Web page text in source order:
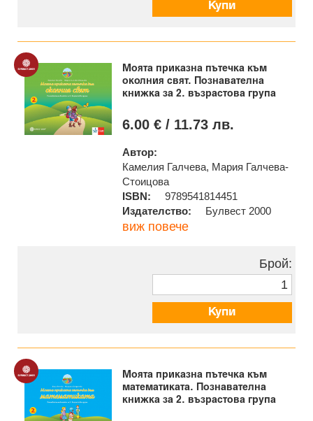
Купи
Моята приказна пътечка към
околния свят. Познавателна
книжка за 2. възрастова група
6.00 € / 11.73 лв.
Автор:
Камелия Галчева, Мария Галчева-
Стоицова
ISBN:
9789541814451
Издателство:
Булвест 2000
виж повече
Брой:
Купи
Моята приказна пътечка към
математиката. Познавателна
книжка за 2. възрастова група